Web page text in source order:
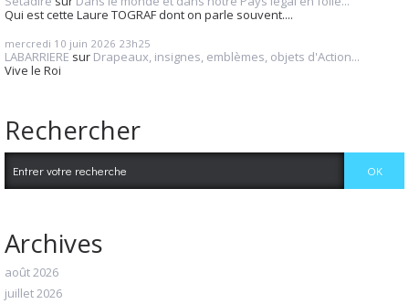
Qui est cette Laure TOGRAF dont on parle souvent....
mercredi 10 juin 2026 23h25
LABARRIERE sur Drapeaux, insignes, emblèmes, objets d'Action...
Vive le Roi
Rechercher
Archives
août 2026
juillet 2026